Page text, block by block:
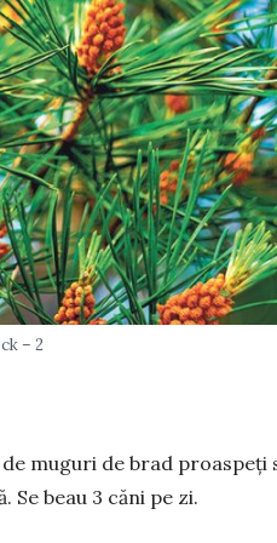
– 2
muguri de brad proas­peți
beau 3 căni pe zi.